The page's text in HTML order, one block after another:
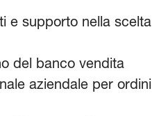
e supporto nella scelta
del banco vendita
aziendale per ordini